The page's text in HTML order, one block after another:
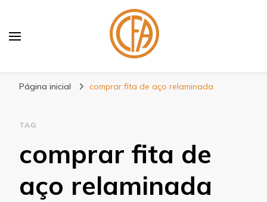
Página inicial comprar fita de aço relaminada
TAG
comprar fita de
aço relaminada